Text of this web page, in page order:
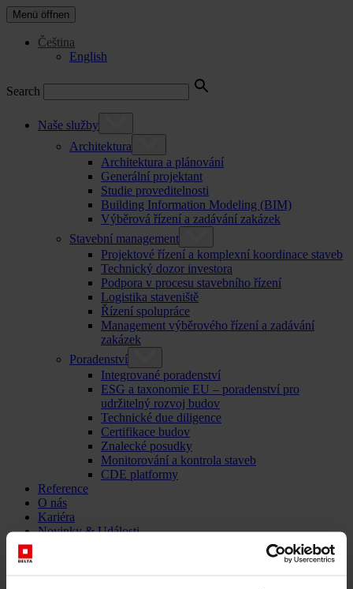
Menü öffnen
Čeština
English
Search
Naše služby
Architektura
Architektura a plánování
Generální projektant
Studie proveditelnosti
Building Information Modeling (BIM)
Výběrová řízení a zadávání zakázek
Stavební management
Projektové řízení a komplexní koordinace staveb
Technický dozor investora
Podpora v procesu stavebního řízení
Logistika staveniště
Řízení spolupráce
Management výběrového řízení a zadávání
zakázek
Poradenství
Integrované poradenství
ESG a taxonomie EU – poradenství pro
udržitelný rozvoj budov
Technické due diligence
Certifikace budov
Znalecké posudky
Monitorování a kontrola staveb
CDE platformy
Reference
O nás
Kariéra
Novinky & Události